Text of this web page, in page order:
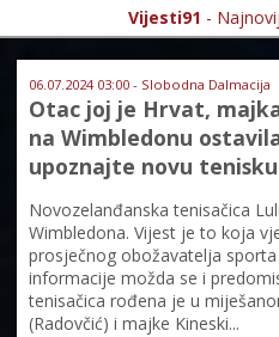
Vijesti91 -
06.07.2024 03:00 - Slobodna Dalmacija
Otac joj je Hrvat,
na Wimbledonu
upoznajte novu
Novozelanđanska tenisačica
Wimbledona. Vijest je to koja
prosječnog obožavatelja
informacije možda se i
tenisačica rođena je u
(Radovčić) i majke Kineski...